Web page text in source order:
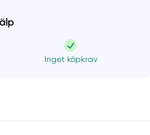
Inget köpkrav